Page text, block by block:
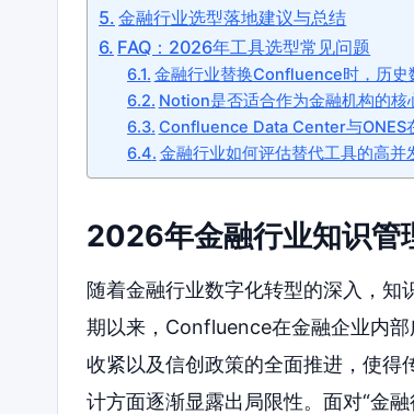
金融行业选型落地建议与总结
FAQ：2026年工具选型常见问题
金融行业替换Confluence时，历史
Notion是否适合作为金融机构的核
Confluence Data Center与ONES
金融行业如何评估替代工具的高并
2026年金融行业知识管
随着金融行业数字化转型的深入，知
期以来，Confluence在金融企业内
收紧以及信创政策的全面推进，使
计方面逐渐显露出局限性。面对“金